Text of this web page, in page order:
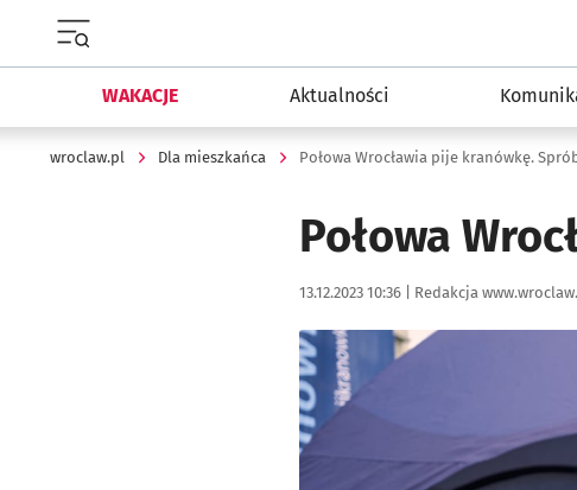
WAKACJE Aktualności
wroclaw.pl Dla mieszkańca Połowa Wrocławia pije kranówkę.
Połowa
Data publikacji:
13.12.2023 10:36 | Autor:
Redakcja
Kliknij, aby powiększyć